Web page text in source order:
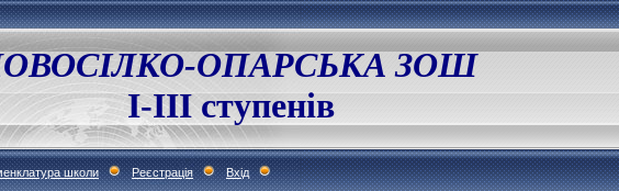
ОПАРСЬКА ЗОШ
І-ІІІ ступенів
школи Реєстрація Вхід